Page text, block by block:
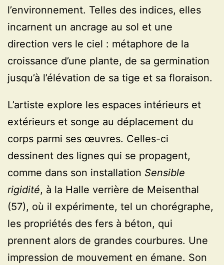
l’environnement. Telles des indices, elles
incarnent un ancrage au sol et une
direction vers le ciel : métaphore de la
croissance d’une plante, de sa germination
jusqu’à l’élévation de sa tige et sa floraison.
L’artiste explore les espaces intérieurs et
extérieurs et songe au déplacement du
corps parmi ses œuvres. Celles-ci
dessinent des lignes qui se propagent,
comme dans son installation Sensible
rigidité, à la Halle verrière de Meisenthal
(57), où il expérimente, tel un chorégraphe,
les propriétés des fers à béton, qui
prennent alors de grandes courbures. Une
impression de mouvement en émane. Son